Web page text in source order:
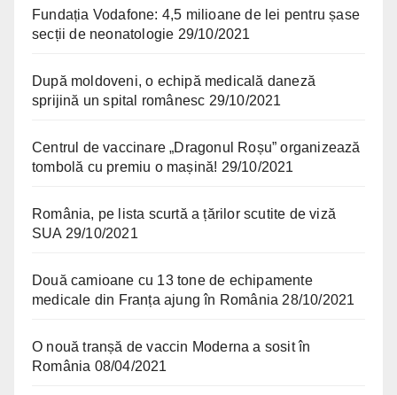
Fundația Vodafone: 4,5 milioane de lei pentru șase
secții de neonatologie 29/10/2021
După moldoveni, o echipă medicală daneză
sprijină un spital românesc 29/10/2021
Centrul de vaccinare „Dragonul Roșu” organizează
tombolă cu premiu o mașină! 29/10/2021
România, pe lista scurtă a țărilor scutite de viză
SUA 29/10/2021
Două camioane cu 13 tone de echipamente
medicale din Franța ajung în România 28/10/2021
O nouă tranșă de vaccin Moderna a sosit în
România 08/04/2021